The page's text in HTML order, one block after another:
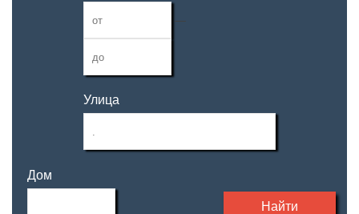
—
Улица
Дом
Найти